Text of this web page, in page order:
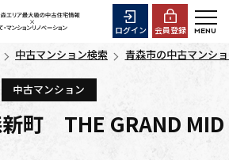
ログイン 会員登録
中古マンション検索 青森市の中古マンシ
中古マンション
新町 THE GRAND MID